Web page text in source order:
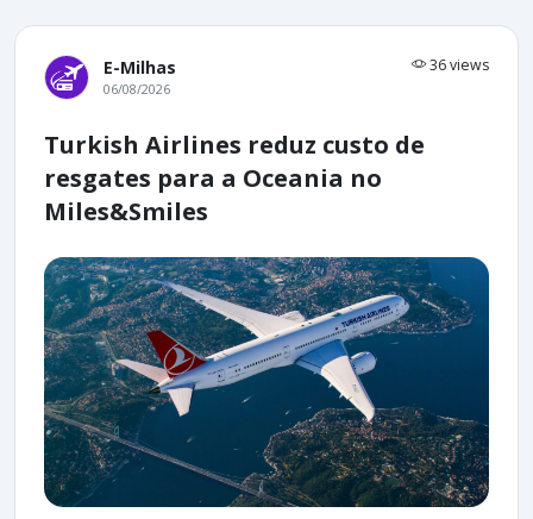
E-Milhas 36 views
06/08/2026
Turkish Airlines reduz custo de
resgates para a Oceania no
Miles&Smiles